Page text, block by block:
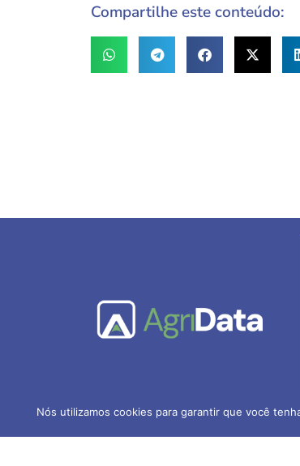
Compartilhe este conteúdo:
AGRIDATA
Nós utilizamos cookies para garantir que você